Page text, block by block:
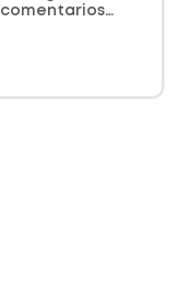
comentarios…